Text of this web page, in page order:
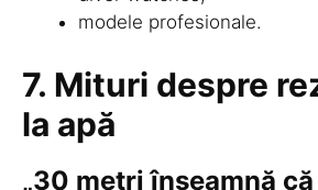
modele profesionale.
7. Mituri despre
la apă
„30 metri înseamnă